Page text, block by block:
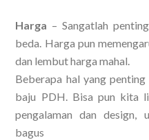
Harga – Sangatlah
beda. Harga pun
dan lembut harga mahal.
Beberapa hal yang
baju PDH. Bisa pun kita
pengalaman dan design,
bagus